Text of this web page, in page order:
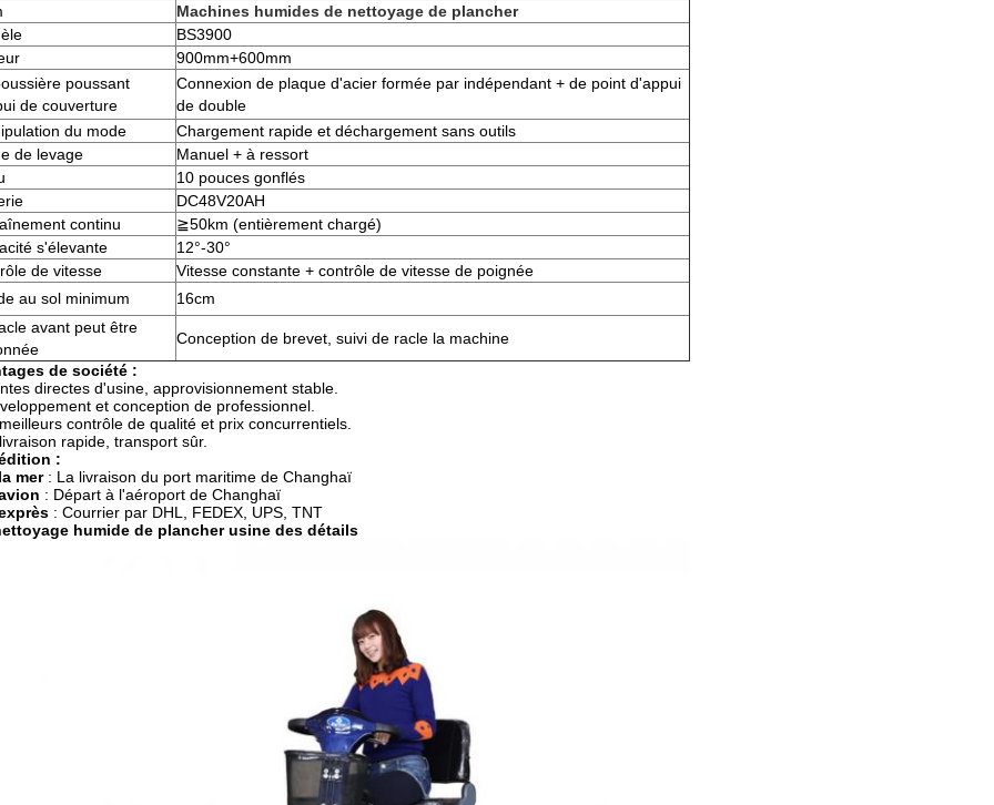
Machines humides de nettoyage de plancher
BS3900
900mm+600mm
poussant
de couverture
Connexion de plaque d'acier formée par indépendant + de point d'appui
de double
du mode
Chargement rapide et déchargement sans outils
de levage
Manuel + à ressort
10 pouces gonflés
DC48V20AH
continu
≧50km (entièrement chargé)
s'élevante
12°-30°
de vitesse
Vitesse constante + contrôle de vitesse de poignée
au sol minimum
16cm
avant peut être
Conception de brevet, suivi de racle la machine
de société :
directes d'usine, approvisionnement stable.
et conception de professionnel.
contrôle de qualité et prix concurrentiels.
rapide, transport sûr.
:
mer: La livraison du port maritime de Changhaï
: Départ à l'aéroport de Changhaï
: Courrier par DHL, FEDEX, UPS, TNT
humide de plancher usine des détails